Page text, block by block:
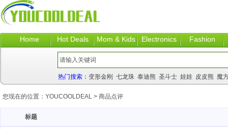
Home Hot Deals Mom & Kids Electronics Fashion
热门搜索： 变形金刚 七龙珠 泰迪熊 圣斗士 娃娃 皮皮熊 魔
您现在的位置： YOUCOOLDEAL > 商品点评
标题